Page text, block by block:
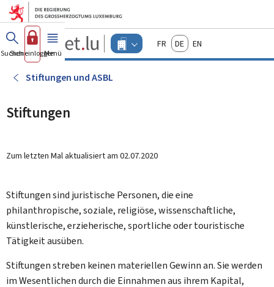
Zum Hauptmenü
Zum Inhalt
Guichet.lu
Changer
d'espace
FrançaisDeutschEnglish
Suchen
Sich einloggen
Menü Haupt-
Stiftungen und ASBL
Stiftungen
Zum letzten Mal aktualisiert am 02.07.2020
Stiftungen sind juristische Personen, die eine
philanthropische, soziale, religiöse, wissenschaftliche,
künstlerische, erzieherische, sportliche oder touristische
Tätigkeit ausüben.
Stiftungen streben keinen materiellen Gewinn an. Sie werden
im Wesentlichen durch die Einnahmen aus ihrem Kapital,